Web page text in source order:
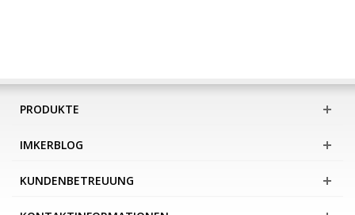
PRODUKTE
IMKERBLOG
KUNDENBETREUUNG